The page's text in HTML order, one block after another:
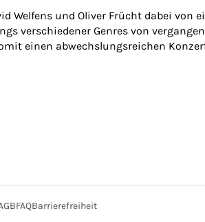
Welfens und Oliver Frücht dabei von
verschiedener Genres von
einen abwechslungsreichen
FAQBarrierefreiheit